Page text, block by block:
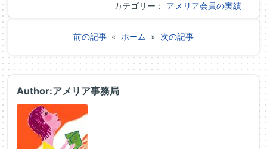
カテゴリー： アメリア会員の実績
前の記事 « ホーム » 次の記事
Author:アメリア事務局